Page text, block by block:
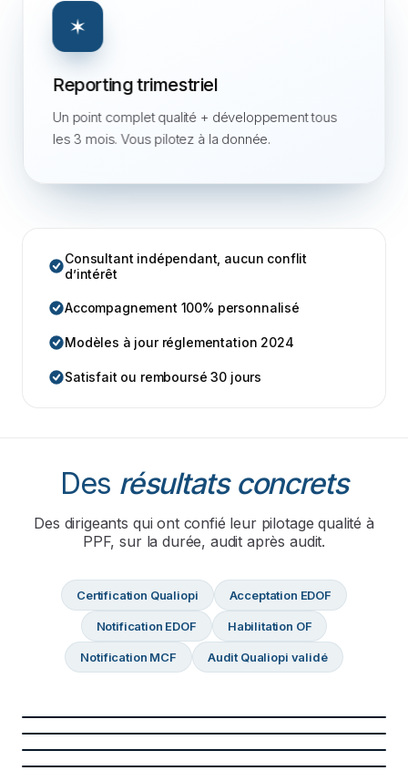
✶
Reporting trimestriel
Un point complet qualité + développement tous
les 3 mois. Vous pilotez à la donnée.
Consultant indépendant, aucun conflit
d’intérêt
Accompagnement 100% personnalisé
Modèles à jour réglementation 2024
Satisfait ou remboursé 30 jours
Des résultats concrets
Des dirigeants qui ont confié leur pilotage qualité à
PPF, sur la durée, audit après audit.
Certification Qualiopi Acceptation EDOF
Notification EDOF Habilitation OF
Notification MCF Audit Qualiopi validé